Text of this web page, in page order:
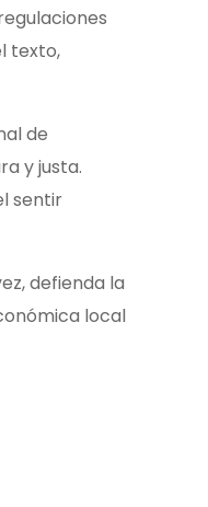
texto,
de
y justa.
sentir
defienda la
local